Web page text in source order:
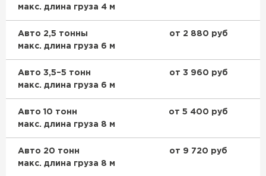
макс. длина груза 4 м
Авто 2,5 тонны
макс. длина груза 6 м
от 2 880 руб
Авто 3,5–5 тонн
макс. длина груза 6 м
от 3 960 руб
Авто 10 тонн
макс. длина груза 8 м
от 5 400 руб
Авто 20 тонн
макс. длина груза 8 м
от 9 720 руб